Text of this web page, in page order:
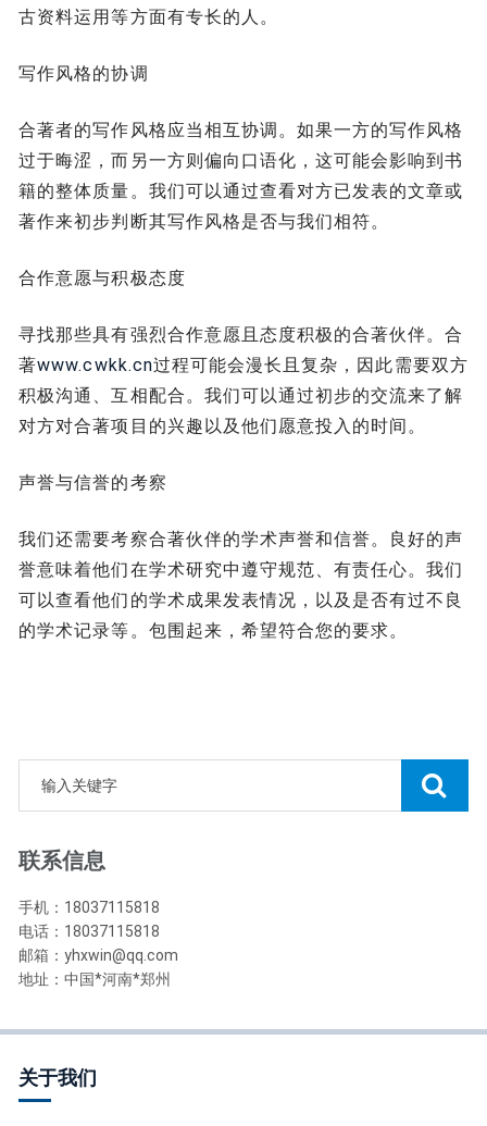
古资料运用等方面有专长的人。
写作风格的协调
合著者的写作风格应当相互协调。如果一方的写作风格
过于晦涩，而另一方则偏向口语化，这可能会影响到书
籍的整体质量。我们可以通过查看对方已发表的文章或
著作来初步判断其写作风格是否与我们相符。
合作意愿与积极态度
寻找那些具有强烈合作意愿且态度积极的合著伙伴。合
著www.cwkk.cn过程可能会漫长且复杂，因此需要双方
积极沟通、互相配合。我们可以通过初步的交流来了解
对方对合著项目的兴趣以及他们愿意投入的时间。
声誉与信誉的考察
我们还需要考察合著伙伴的学术声誉和信誉。良好的声
誉意味着他们在学术研究中遵守规范、有责任心。我们
可以查看他们的学术成果发表情况，以及是否有过不良
的学术记录等。包围起来，希望符合您的要求。
联系信息
手机：18037115818
电话：18037115818
邮箱：yhxwin@qq.com
地址：中国*河南*郑州
关于我们